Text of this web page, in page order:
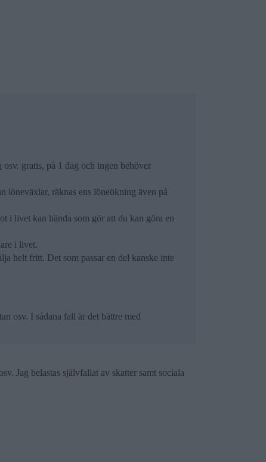
osv. gratis, på 1 dag och ingen behöver
löneväxlar, räknas ens löneökning även på
i livet kan hända som gör att du kan göra en
i livet.
helt fritt. Det som passar en del kanske inte
osv. I sådana fall är det bättre med
Jag belastas självfallat av skatter samt sociala